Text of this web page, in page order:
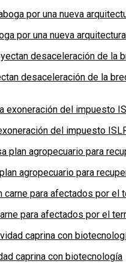
por una nueva
desaceleración de la
del impuesto
agropecuario para
para afectados por el
caprina con biotecnología